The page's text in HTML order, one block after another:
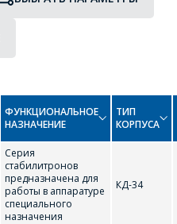
IRG4DC30
ФУНКЦИОНАЛЬНОЕ
НАЗНАЧЕНИЕ
ТИП
КОРПУСА
Серия
стабилитронов
предназначена для
работы в аппаратуре
специального
назначения
КД-34